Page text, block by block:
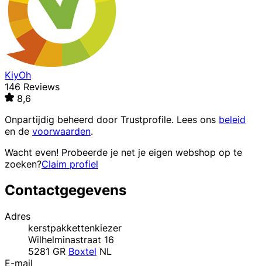
KiyOh
146 Reviews
8,6
Onpartijdig beheerd door Trustprofile. Lees ons beleid
en de voorwaarden.
Wacht even! Probeerde je net je eigen webshop op te
zoeken?Claim profiel
Contactgegevens
Adres
kerstpakkettenkiezer
Wilhelminastraat 16
5281 GR Boxtel NL
E-mail